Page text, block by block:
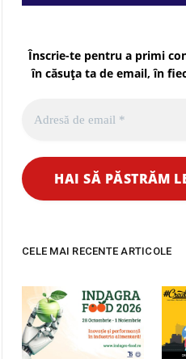
Înscrie-te pentru a primi
în căsuța ta de email, în
CELE MAI RECENTE ARTICOLE